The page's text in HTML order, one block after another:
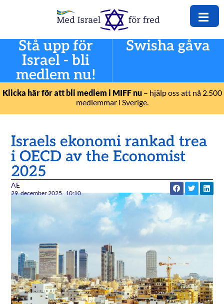
Stå upp för
Israel - bli
medlem nu!
Swisha gåva
Klicka här för att bli medlem i MIFF nu– hjälp oss att nå 2.500
medlemmar i Sverige.
Israels ekonomi rankad trea
i OECD av the Economist
2025
AE
29. december 2025 10:10